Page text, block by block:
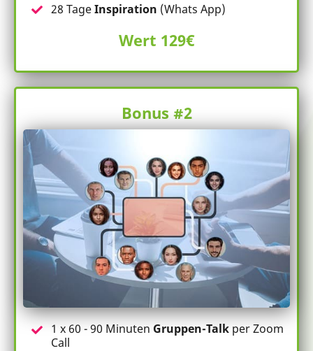
28 TageInspiration (Whats App)
Wert 129€
Bonus #2
1 x 60 - 90 Minuten Gruppen-Talk per Zoom
Call